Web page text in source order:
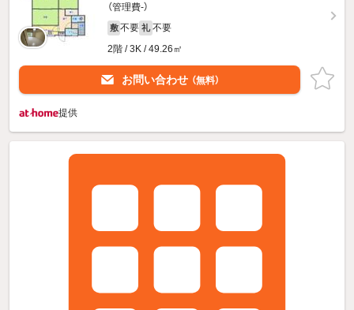
（管理費-）
敷 不要 礼 不要
2階 / 3K / 49.26㎡
お問い合わせ （無料）
提供